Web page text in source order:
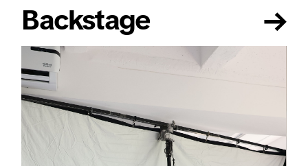
→
Backstage